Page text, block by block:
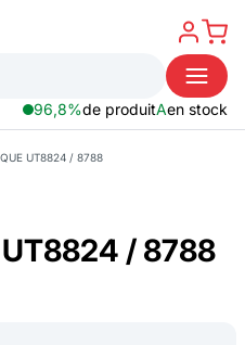
96,8%de produitAen stock
UT8824 / 8788
UT8824 / 8788